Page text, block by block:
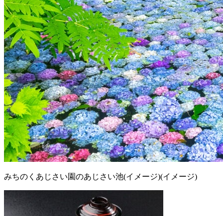
みちのくあじさい園のあじさい池(イメージ)(イメージ)